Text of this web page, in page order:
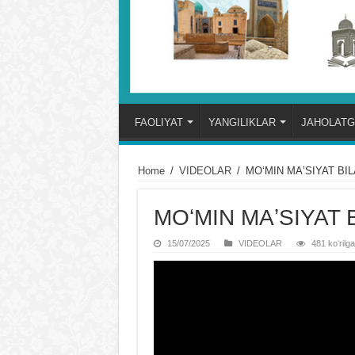
FAOLIYAT YANGILIKLAR
Home / VIDЕOLAR / MOʻMIN MAʼSIYAT
MOʻMIN
15/07/2025 VIDЕOLAR 481